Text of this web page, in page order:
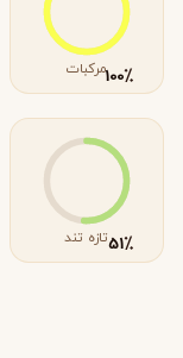
٪100مرکبات
٪51تازه تند